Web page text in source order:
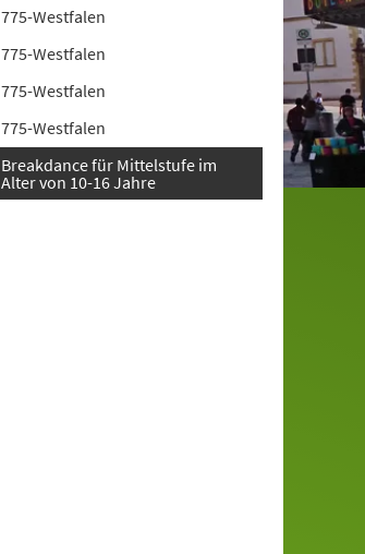
775-Westfalen
775-Westfalen
775-Westfalen
775-Westfalen
Breakdance für Mittelstufe im
Alter von 10-16 Jahre